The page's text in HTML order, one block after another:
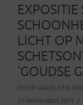
EXPOSITIE
LICHT OP
‘GOUDSE
DOOR MADELEINE
23 NOVEMBER 2011